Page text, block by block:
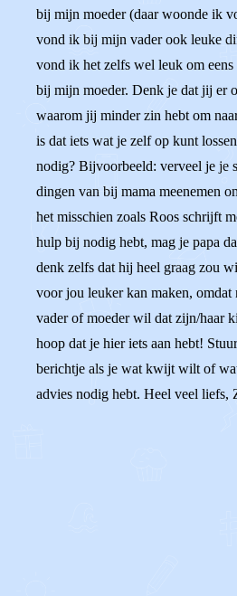
bij mijn moeder (daar woonde ik
vond ik bij mijn vader ook leuke
vond ik het zelfs wel leuk om eens
bij mijn moeder. Denk je dat jij er
waarom jij minder zin hebt om
is dat iets wat je zelf op kunt
nodig? Bijvoorbeeld: verveel je je
dingen van bij mama meenemen
het misschien zoals Roos schrijft
hulp bij nodig hebt, mag je papa
denk zelfs dat hij heel graag zou
voor jou leuker kan maken, omdat
vader of moeder wil dat zijn/haar
hoop dat je hier iets aan hebt!
berichtje als je wat kwijt wilt of
advies nodig hebt. Heel veel liefs,